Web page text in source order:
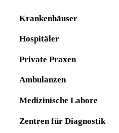
Krankenhäuser
Hospitäler
Private Praxen
Ambulanzen
Medizinische Labore
Zentren für Diagnostik